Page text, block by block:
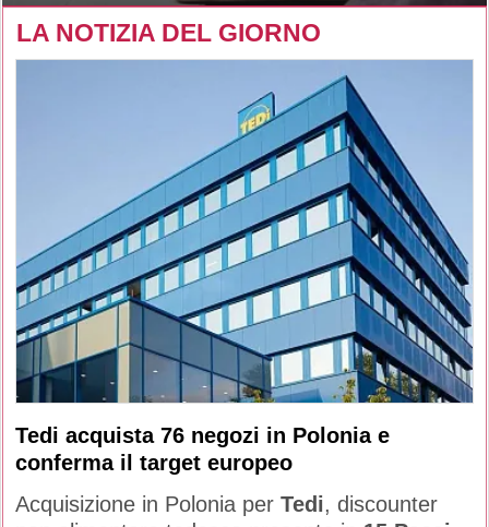
LA NOTIZIA DEL GIORNO
Tedi acquista 76 negozi in Polonia e
conferma il target europeo
Acquisizione in Polonia per Tedi, discounter